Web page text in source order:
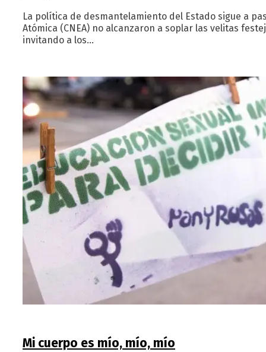
La política de desmantelamiento del Estado sigue a
Atómica (CNEA) no alcanzaron a soplar las velitas
invitando a los…
Mi cuerpo es mío, mío, mío